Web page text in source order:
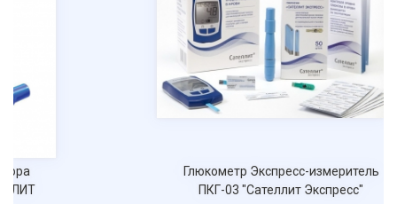
Глюкометр Экспресс-измеритель
ПКГ-03 "Сателлит Экспресс"